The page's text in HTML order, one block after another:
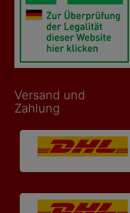
Versand und
Zahlung